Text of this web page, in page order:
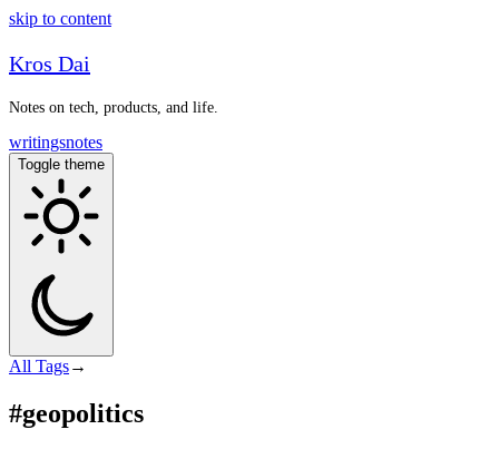
skip to content
Kros Dai
Notes on tech, products, and life.
writingsnotes
Toggle theme
All Tags→
#geopolitics